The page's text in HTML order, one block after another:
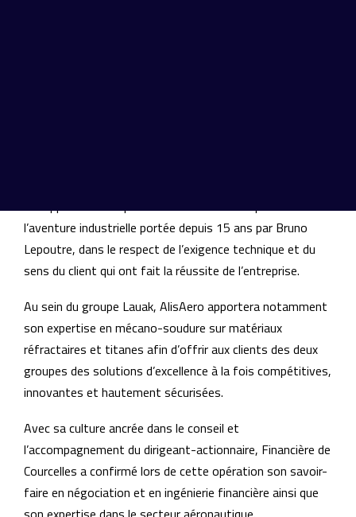
Ce rapprochement permettra à AlisAero de poursuivre
l’aventure industrielle portée depuis 15 ans par Bruno
Lepoutre, dans le respect de l’exigence technique et du
sens du client qui ont fait la réussite de l’entreprise.
Au sein du groupe Lauak, AlisAero apportera notamment
son expertise en mécano-soudure sur matériaux
réfractaires et titanes afin d’offrir aux clients des deux
groupes des solutions d’excellence à la fois compétitives,
innovantes et hautement sécurisées.
Avec sa culture ancrée dans le conseil et
l’accompagnement du dirigeant-actionnaire, Financière de
Courcelles a confirmé lors de cette opération son savoir-
faire en négociation et en ingénierie financière ainsi que